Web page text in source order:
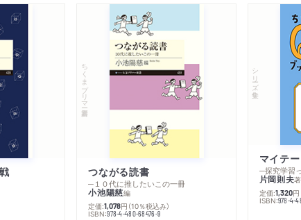
ちくまプリマー新書
つながる読書
─１０代に推したいこの一冊
小池陽慈編
定価:1,078円 （10％税込み）
ISBN:978-4-480-68476-9
シリーズ・全集
マイテ
─探究学習
片岡則夫著
定価:1,320円
ISBN:978-4-